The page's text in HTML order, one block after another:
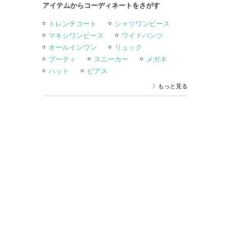
アイテムからコーディネートをさがす
トレンチコート
シャツワンピース
マキシワンピース
ワイドパンツ
オールインワン
リュック
ブーティ
スニーカー
メガネ
ハット
ピアス
もっと見る